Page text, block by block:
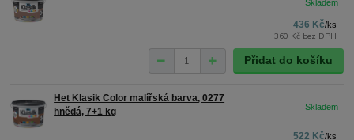
436 Kč/ks
360 Kč bez DPH
Přidat do košíku
Het Klasik Color malířská barva, 0277
hnědá, 7+1 kg
522 Kč/ks